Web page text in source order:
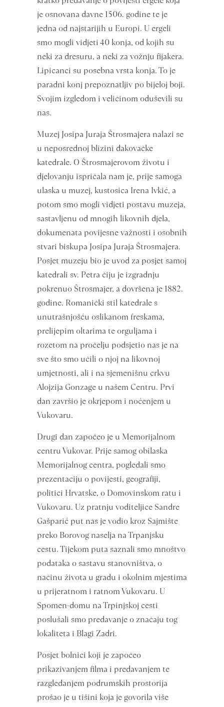
je osnovana davne 1506. godine te je
jedna od najstarijih u Europi. U ergeli
smo mogli vidjeti 40 konja, od kojih su
neki za dresuru, a neki za vožnju fijakera.
Lipicanci su posebna vrsta konja. To je
paradni konj prepoznatljiv po bijeloj boji.
Svojim izgledom i veličinom oduševili su
nas.
Muzej Josipa Juraja Štrosmajera nalazi se
u neposrednoj blizini đakovačke
katedrale. O Štrosmajerovom životu i
djelovanju ispričala nam je, prije samoga
ulaska u muzej, kustosica Irena Ivkić, a
potom smo mogli vidjeti postavu muzeja,
sastavljenu od mnogih likovnih djela,
dokumenata povijesne važnosti i osobnih
stvari biskupa Josipa Juraja Štrosmajera.
Posjet muzeju bio je uvod za posjet samoj
katedrali sv. Petra čiju je izgradnju
pokrenuo Štrosmajer, a dovršena je 1882.
godine. Romanički stil katedrale s
unutrašnjošću oslikanom freskama,
prelijepim oltarima te orguljama i
rozetom na pročelju podsjetio nas je na
sve što smo učili o njoj na likovnoj
umjetnosti, ali i na sjemenišnu crkvu
Alojzija Gonzage u našem Centru. Prvi
dan završio je okrjepom i noćenjem u
Vukovaru.
Drugi dan započeo je u Memorijalnom
centru Vukovar. Prije samog obilaska
Memorijalnog centra, pogledali smo
prezentaciju o povijesti, geografiji,
politici Hrvatske, o Domovinskom ratu i
Vukovaru. Uz pratnju voditeljice Sandre
Gašparić put nas je vodio kroz Sajmište
preko Borovog naselja na Trpanjsku
cestu. Tijekom puta saznali smo mnoštvo
podataka o sastavu stanovništva, o
načinu života u gradu i okolnim mjestima
u prijeratnom i ratnom Vukovaru. U
Spomen-domu na Trpinjskoj cesti
poslušali smo predavanje o značaju tog
lokaliteta i Blagi Zadri.
Posjet bolnici koji je započeo
prikazivanjem filma i predavanjem te
razgledanjem podrumskih prostorija
prošao je u tišini koja je govorila više